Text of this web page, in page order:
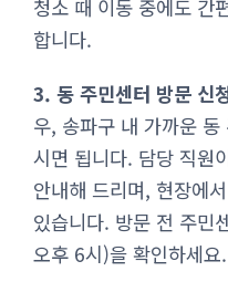
청소 때 이동 중에도 간
합니다.
3. 동 주민센터 방문 신
우, 송파구 내 가까운
시면 됩니다. 담당 직원
안내해 드리며, 현장에
있습니다. 방문 전 주민
오후 6시)을 확인하세요.